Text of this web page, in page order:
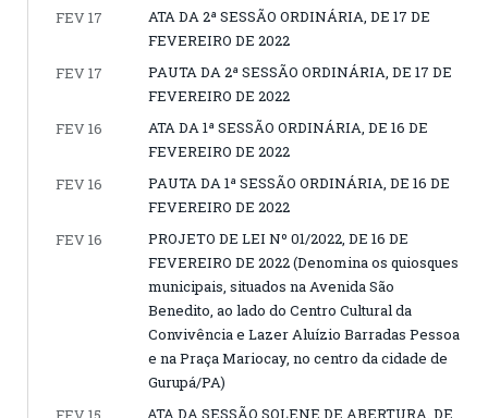
FEV 17
ATA DA 2ª SESSÃO ORDINÁRIA, DE 17 DE
FEVEREIRO DE 2022
FEV 17
PAUTA DA 2ª SESSÃO ORDINÁRIA, DE 17 DE
FEVEREIRO DE 2022
FEV 16
ATA DA 1ª SESSÃO ORDINÁRIA, DE 16 DE
FEVEREIRO DE 2022
FEV 16
PAUTA DA 1ª SESSÃO ORDINÁRIA, DE 16 DE
FEVEREIRO DE 2022
FEV 16
PROJETO DE LEI Nº 01/2022, DE 16 DE
FEVEREIRO DE 2022 (Denomina os quiosques
municipais, situados na Avenida São
Benedito, ao lado do Centro Cultural da
Convivência e Lazer Aluízio Barradas Pessoa
e na Praça Mariocay, no centro da cidade de
Gurupá/PA)
ATA DA SESSÃO SOLENE DE ABERTURA, DE